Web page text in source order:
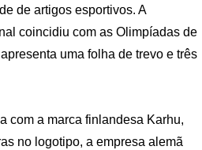
de artigos esportivos. A
coincidiu com as Olimpíadas de
uma folha de trevo e três
com a marca finlandesa Karhu,
no logotipo, a empresa alemã